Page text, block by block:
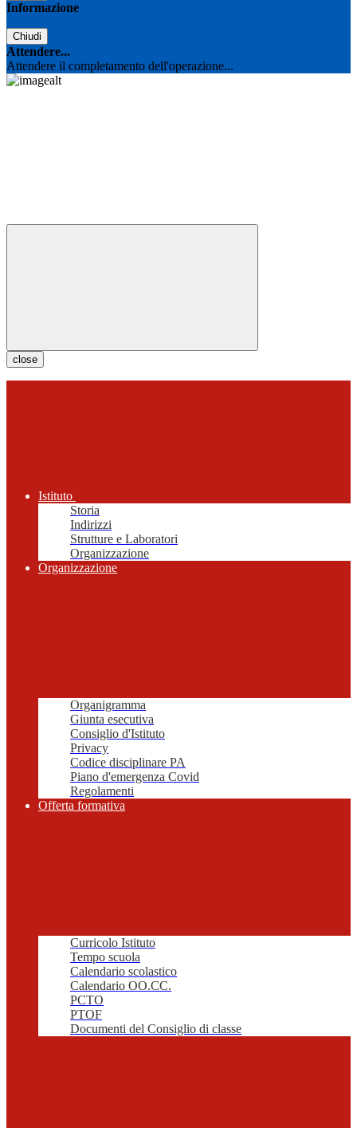
Informazione
Chiudi
Attendere...
Attendere il completamento dell'operazione...
close
Istituto
Storia
Indirizzi
Strutture e Laboratori
Organizzazione
Organizzazione
Organigramma
Giunta esecutiva
Consiglio d'Istituto
Privacy
Codice disciplinare PA
Piano d'emergenza Covid
Regolamenti
Offerta formativa
Curricolo Istituto
Tempo scuola
Calendario scolastico
Calendario OO.CC.
PCTO
PTOF
Documenti del Consiglio di classe